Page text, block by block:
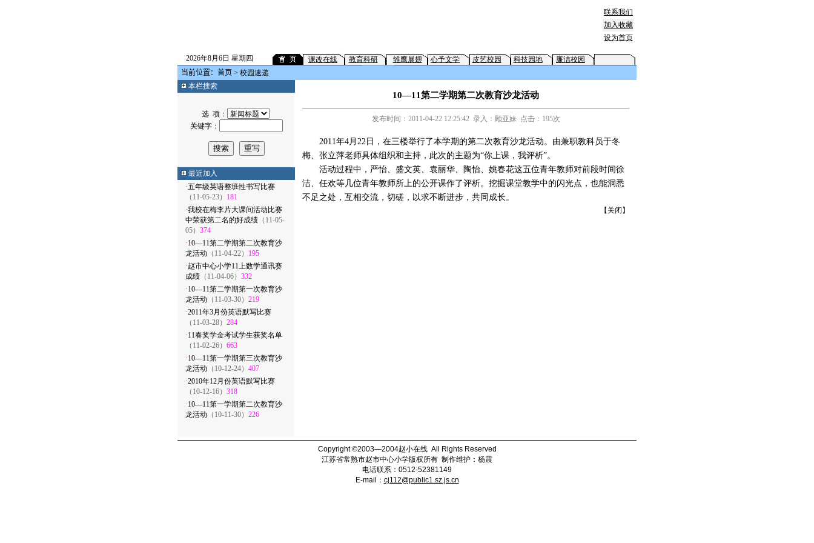
联系我们
加入收藏
设为首页
2026年8月6日 星期四 课改在线 教育科研 企 雏鹰展翅 心予文学 皮艺校园 科技园地
廉洁校园
当前位置： 首页 > 校园速递
本栏搜索
选 项：
关键字：
最近加入
·五年级英语整班性书写比赛
（11-05-23） 181
·我校在梅李片大课间活动比赛
中荣获第二名的好成绩 （11-05-
05） 374
·10—11第二学期第二次教育沙
龙活动 （11-04-22） 195
·赵市中心小学11上数学通讯赛
成绩 （11-04-06） 332
·10—11第二学期第一次教育沙
龙活动 （11-03-30） 219
·2011年3月份英语默写比赛
（11-03-28） 284
·11春奖学金考试学生获奖名单
（11-02-26） 663
·10—11第一学期第三次教育沙
龙活动 （10-12-24） 407
·2010年12月份英语默写比赛
（10-12-16） 318
·10—11第一学期第二次教育沙
龙活动 （10-11-30） 226
10—11第二学期第二次教育沙龙活动
发布时间：2011-04-22 12:25:42 录入：顾亚妹 点击：195次
2011年4月22日，在三楼举行了本学期的第二次教育沙龙活动。由兼职教科员于冬
梅、张立萍老师具体组织和主持，此次的主题为“你上课，我评析”。
活动过程中，严怡、盛文英、袁丽华、陶怡、姚春花这五位青年教师对前段时间徐
洁、任欢等几位青年教师所上的公开课作了评析。挖掘课堂教学中的闪光点，也能洞悉
不足之处，互相交流，切磋，以求不断进步，共同成长。
【 关闭 】
Copyright ©2003—2004赵小在线All Rights Reserved
江苏省常熟市赵市中心小学版权所有 制作维护：杨震
电话联系： 0512-52381149
E-mail
： cj112@public1.sz.js.cn